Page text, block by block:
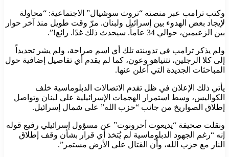
وكتب ترامب عبر منصته “تروث سوشيال” الاجتماعية: “محاولة
لإيجاد بعض الهدوء بين إسرائيل ولبنان. مرّ وقت طويل منذ آخر حوار
بين الزعيمين، حوالي 34 عاماً. سيحدث ذلك غدًا. رائع!”.
ولم يذكر ترامب في تدوينته تلك أي اسم صراحة، ولم يشر تحديداً
إلى كلا الرجلين، نتنياهو وعون، كما لم يقدم أي تفاصيل إضافية حول
المباحثات الجديدة التي أعلن عنها.
يأتي ذلك الإعلان في ظل تقدم الاتصالات الدبلوماسية خلف
الكواليس، وسط استمرار الهجمات الإسرائيلية على لبنان وتواصل
إطلاق الصواريخ من جانب “حزب الله” على شمال إسرائيل.
ونقلت صحيفة “يديعوت أحرونوت” عن مسؤول إسرائيلي رفيع قوله
إنه “رغم الجهود الدبلوماسية لم يُتخذ أي قرار بشأن وقف إطلاق
النار مع حزب الله، وأن القتال على الأرض مستمر”.